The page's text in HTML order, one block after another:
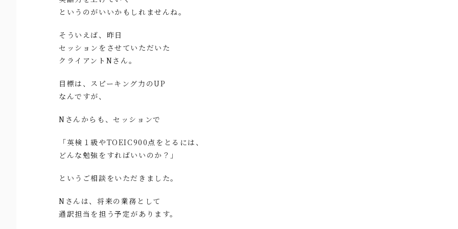
というのがいいかもしれませんね。
そういえば、昨日
セッションをさせていただいた
クライアントNさん。
目標は、スピーキング力のUP
なんですが、
Nさんからも、セッションで
「英検１級やTOEIC900点をとるには、
どんな勉強をすればいいのか？」
というご相談をいただきました。
Nさんは、将来の業務として
通訳担当を担う予定があります。